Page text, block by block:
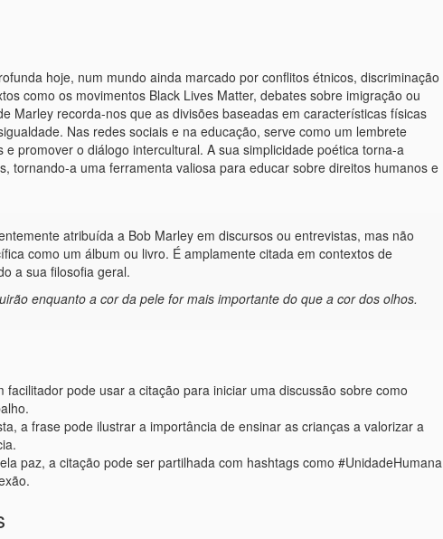
hoje, num mundo ainda marcado por conflitos étnicos, discriminação
como os movimentos Black Lives Matter, debates sobre imigração ou
Marley recorda-nos que as divisões baseadas em características físicas
Nas redes sociais e na educação, serve como um lembrete
promover o diálogo intercultural. A sua simplicidade poética torna-a
tornando-a uma ferramenta valiosa para educar sobre direitos humanos e
atribuída a Bob Marley em discursos ou entrevistas, mas não
como um álbum ou livro. É amplamente citada em contextos de
a sua filosofia geral.
enquanto a cor da pele for mais importante do que a cor dos olhos.
facilitador pode usar a citação para iniciar uma discussão sobre como
a frase pode ilustrar a importância de ensinar as crianças a valorizar a
paz, a citação pode ser partilhada com hashtags como #UnidadeHumana